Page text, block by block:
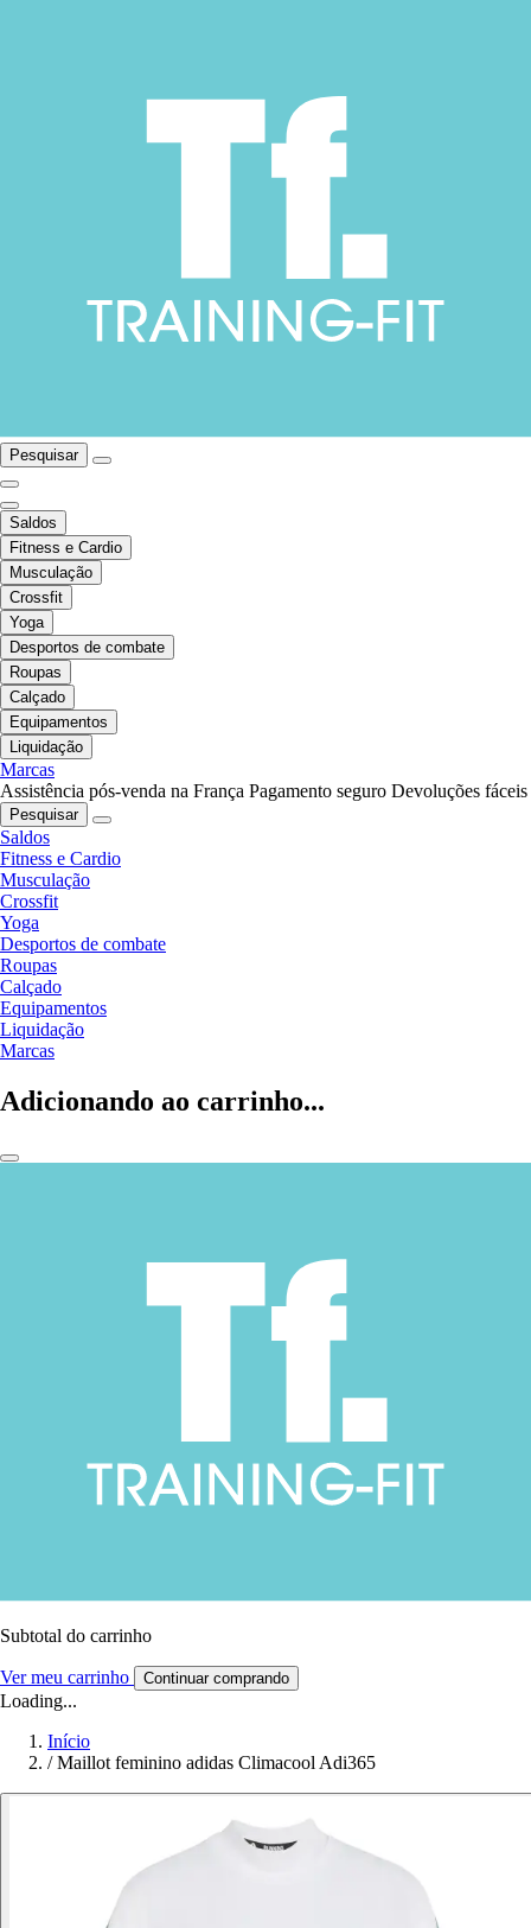
Pesquisar
Saldos
Fitness e Cardio
Musculação
Crossfit
Yoga
Desportos de combate
Roupas
Calçado
Equipamentos
Liquidação
Marcas
Assistência pós-venda na França Pagamento seguro Devoluções fáceis
Pesquisar
Saldos
Fitness e Cardio
Musculação
Crossfit
Yoga
Desportos de combate
Roupas
Calçado
Equipamentos
Liquidação
Marcas
Adicionando ao carrinho...
Subtotal do carrinho
Ver meu carrinho Continuar comprando
Loading...
Início
/ Maillot feminino adidas Climacool Adi365